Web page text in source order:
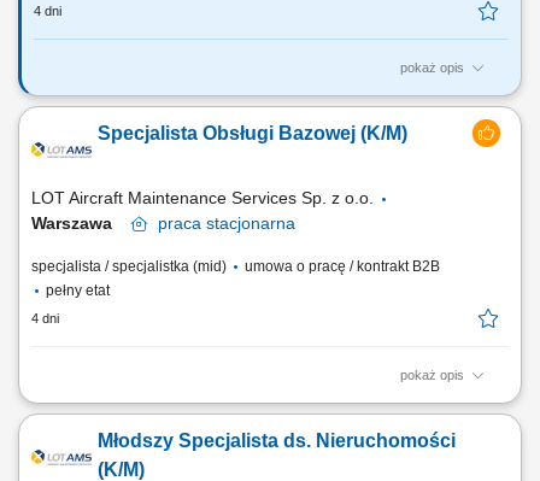
4 dni
pokaż opis
Opis stanowiska Zapewnienie ciągłej, bezpiecznej i ekonomicznej
eksploatacji nowoczesnego kompleksu biurowego klasy A; Nadzór oraz
kontrola nad maszynami i urządzeniami infrastruktury technicznej
obiektu (instalacje: elektryczne, wentylacyjne, klimatyzacyjne, wod-kan,
Specjalista Obsługi Bazowej (K/M)
LOT Aircraft Maintenance Services Sp. z o.o.
Warszawa
praca stacjonarna
specjalista / specjalistka (mid)
umowa o pracę / kontrakt B2B
pełny etat
4 dni
pokaż opis
Obowiązki na stanowisku Obsługa reklamacji związanych z
procesów planowania oraz kontroli produkcji w obszarze obsługi
bazowej. Kontrola i analiza usterek powstałych w trakcie obsługi
Młodszy Specjalista ds. Nieruchomości
(K/M)